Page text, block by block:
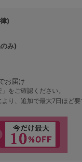
)
み)
お届け
をご確認ください。
り、追加で最大7日ほど要